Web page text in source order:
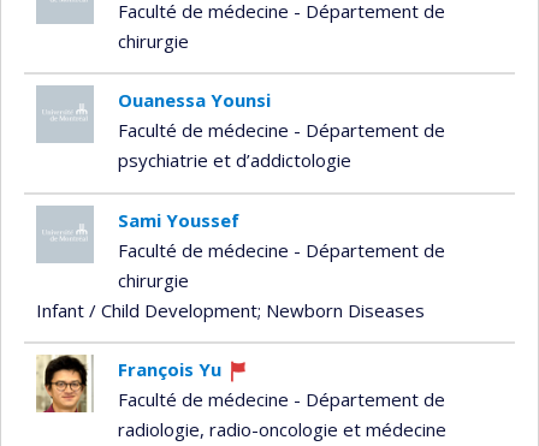
Faculté de médecine - Département de
chirurgie
Ouanessa Younsi
Faculté de médecine - Département de
psychiatrie et d’addictologie
Sami Youssef
Faculté de médecine - Département de
chirurgie
Infant / Child Development; Newborn Diseases
François Yu
Currently
recruiting
Faculté de médecine - Département de
radiologie, radio-oncologie et médecine